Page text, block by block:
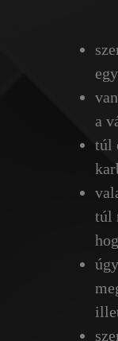
a
túl
túl